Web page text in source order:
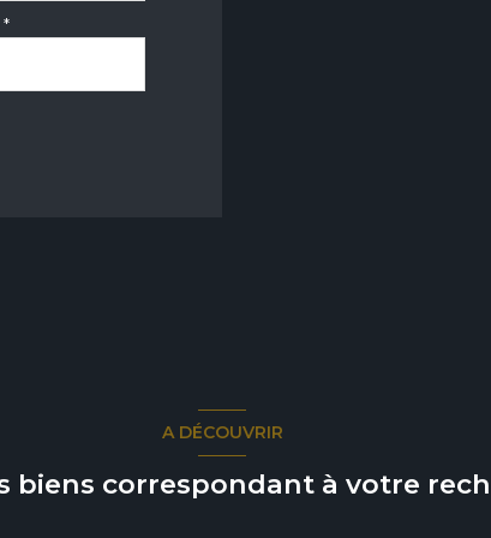
*
A DÉCOUVRIR
biens correspondant à votre